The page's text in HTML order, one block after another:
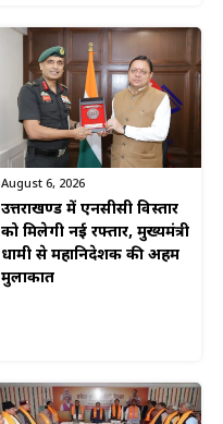
August 6, 2026
उत्तराखण्ड में एनसीसी विस्तार
को मिलेगी नई रफ्तार, मुख्यमंत्री
धामी से महानिदेशक की अहम
मुलाकात